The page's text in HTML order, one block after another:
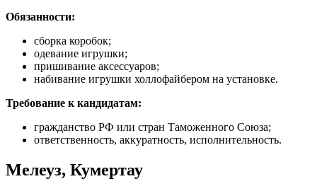
Обязанности:
сборка коробок;
одевание игрушки;
пришивание аксессуаров;
набивание игрушки холлофайбером на установке.
Требование к кандидатам:
гражданство РФ или стран Таможенного Союза;
ответственность, аккуратность, исполнительность.
Мелеуз, Кумертау